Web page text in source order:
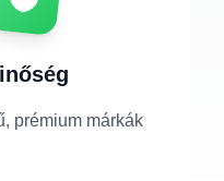
prémium márkák